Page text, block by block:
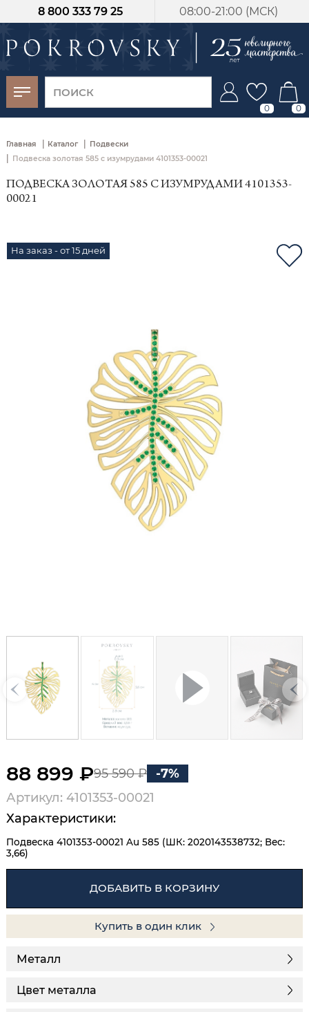
08:00-21:00 (МСК)
8 800 333 79 25
0 0
Главная | Каталог | Подвески
| Подвеска золотая 585 с изумрудами 4101353-00021
ПОДВЕСКА ЗОЛОТАЯ 585 С ИЗУМРУДАМИ 4101353-
00021
На заказ - от 15 дней
88 899 ₽95 590 ₽
-7%
Артикул: 4101353-00021
Характеристики:
Подвеска 4101353-00021 Au 585 (ШК: 2020143538732; Вес:
3,66)
ДОБАВИТЬ В КОРЗИНУ
Купить в один клик
Металл
Цвет металла
-30%
от 15 дней с
момента оплаты